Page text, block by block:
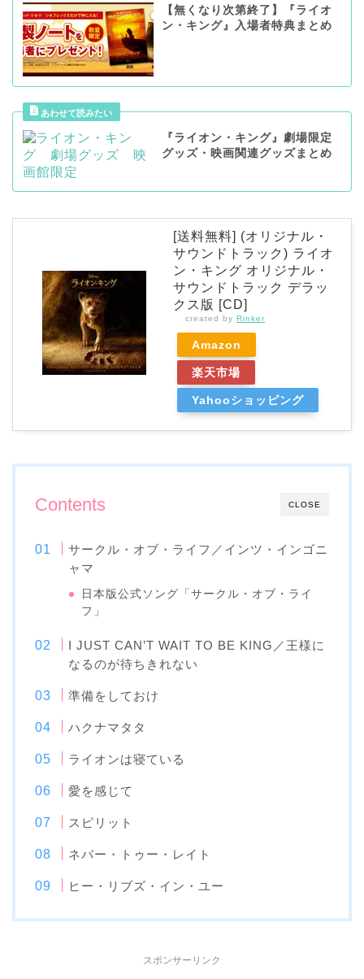
【無くなり次第終了】『ライオ
ン・キング』入場者特典まとめ
『ライオン・キング』劇場限定
グッズ・映画関連グッズまとめ
[送料無料] (オリジナル・
サウンドトラック) ライオ
ン・キング オリジナル・
サウンドトラック デラッ
クス版 [CD]
created by Rinker
Amazon
楽天市場
Yahooショッピング
CLOSE
Contents
サークル・オブ・ライフ／インツ・インゴニ
ャマ
日本版公式ソング「サークル・オブ・ライ
フ」
I JUST CAN’T WAIT TO BE KING／王様に
なるのが待ちきれない
準備をしておけ
ハクナマタタ
ライオンは寝ている
愛を感じて
スピリット
ネバー・トゥー・レイト
ヒー・リブズ・イン・ユー
スポンサーリンク